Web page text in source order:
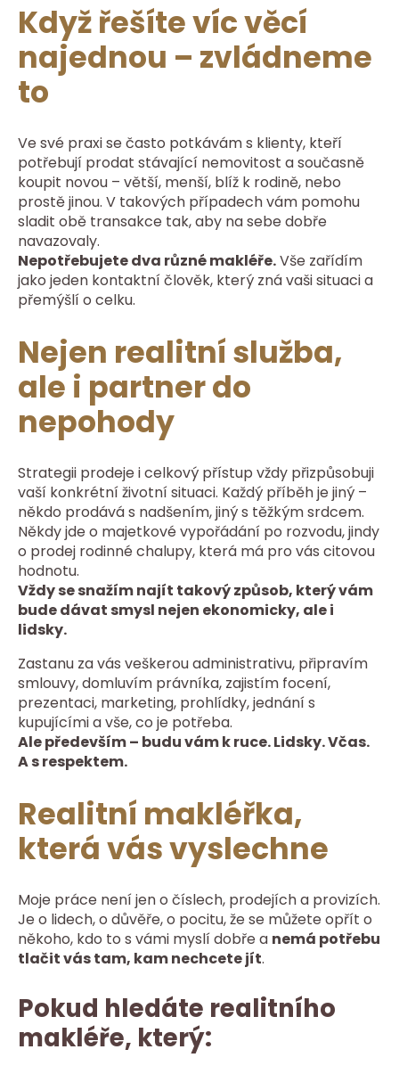
Když řešíte víc věcí
najednou – zvládneme
to
Ve své praxi se často potkávám s klienty, kteří
potřebují prodat stávající nemovitost a současně
koupit novou – větší, menší, blíž k rodině, nebo
prostě jinou. V takových případech vám pomohu
sladit obě transakce tak, aby na sebe dobře
navazovaly.
Nepotřebujete dva různé makléře.Vše zařídím
jako jeden kontaktní člověk, který zná vaši situaci a
přemýšlí o celku.
Nejen realitní služba,
ale i partner do
nepohody
Strategii prodeje i celkový přístup vždy přizpůsobuji
vaší konkrétní životní situaci. Každý příběh je jiný –
někdo prodává s nadšením, jiný s těžkým srdcem.
Někdy jde o majetkové vypořádání po rozvodu, jindy
o prodej rodinné chalupy, která má pro vás citovou
hodnotu.
Vždy se snažím najít takový způsob, který vám
bude dávat smysl nejen ekonomicky, ale i
lidsky.
Zastanu za vás veškerou administrativu, připravím
smlouvy, domluvím právníka, zajistím focení,
prezentaci, marketing, prohlídky, jednání s
kupujícími a vše, co je potřeba.
Ale především – budu vám k ruce. Lidsky. Včas.
A s respektem.
Realitní makléřka,
která vás vyslechne
Moje práce není jen o číslech, prodejích a provizích.
Je o lidech, o důvěře, o pocitu, že se můžete opřít o
někoho, kdo to s vámi myslí dobře a nemá potřebu
tlačit vás tam, kam nechcete jít.
Pokud hledáte realitního
makléře, který: